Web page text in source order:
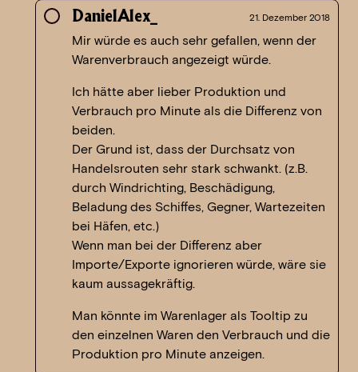
DanielAlex_ 21. Dezember 2018
Mir würde es auch sehr gefallen, wenn der
Warenverbrauch angezeigt würde.
Ich hätte aber lieber Produktion und
Verbrauch pro Minute als die Differenz von
beiden.
Der Grund ist, dass der Durchsatz von
Handelsrouten sehr stark schwankt. (z.B.
durch Windrichting, Beschädigung,
Beladung des Schiffes, Gegner, Wartezeiten
bei Häfen, etc.)
Wenn man bei der Differenz aber
Importe/Exporte ignorieren würde, wäre sie
kaum aussagekräftig.
Man könnte im Warenlager als Tooltip zu
den einzelnen Waren den Verbrauch und die
Produktion pro Minute anzeigen.